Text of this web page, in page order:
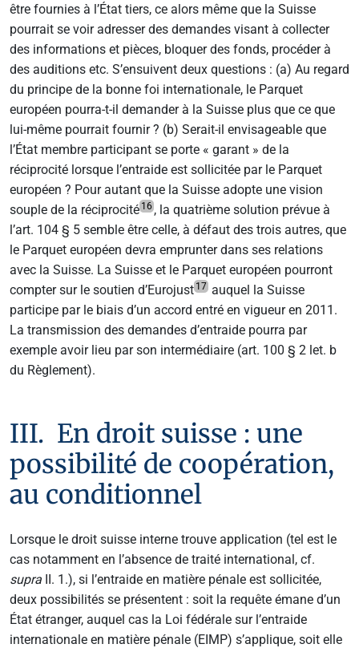
être fournies à l’État tiers, ce alors même que la Suisse
pourrait se voir adresser des demandes visant à collecter
des informations et pièces, bloquer des fonds, procéder à
des auditions etc. S’ensuivent deux questions : (a) Au regard
du principe de la bonne foi internationale, le Parquet
européen pourra-t-il demander à la Suisse plus que ce que
lui-même pourrait fournir ? (b) Serait-il envisageable que
l’État membre participant se porte « garant » de la
réciprocité lorsque l’entraide est sollicitée par le Parquet
européen ? Pour autant que la Suisse adopte une vision
souple de la réciprocité 16 , la quatrième solution prévue à
l’art. 104 § 5 semble être celle, à défaut des trois autres, que
le Parquet européen devra emprunter dans ses relations
avec la Suisse. La Suisse et le Parquet européen pourront
compter sur le soutien d’Eurojust 17 auquel la Suisse
participe par le biais d’un accord entré en vigueur en 2011.
La transmission des demandes d’entraide pourra par
exemple avoir lieu par son intermédiaire (art. 100 § 2 let. b
du Règlement).
III. En droit suisse : une
possibilité de coopération,
au conditionnel
Lorsque le droit suisse interne trouve application (tel est le
cas notamment en l’absence de traité international, cf.
supra II. 1.), si l’entraide en matière pénale est sollicitée,
deux possibilités se présentent : soit la requête émane d’un
État étranger, auquel cas la Loi fédérale sur l’entraide
internationale en matière pénale (EIMP) s’applique, soit elle